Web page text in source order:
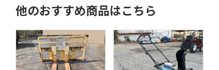
他のおすすめ商品はこちら